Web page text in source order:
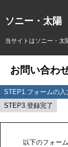
ソニー・太陽
当サイトはソニー・太
お問い合わ
STEP1.フォームの入
STEP3.登録完了
以下のフォー